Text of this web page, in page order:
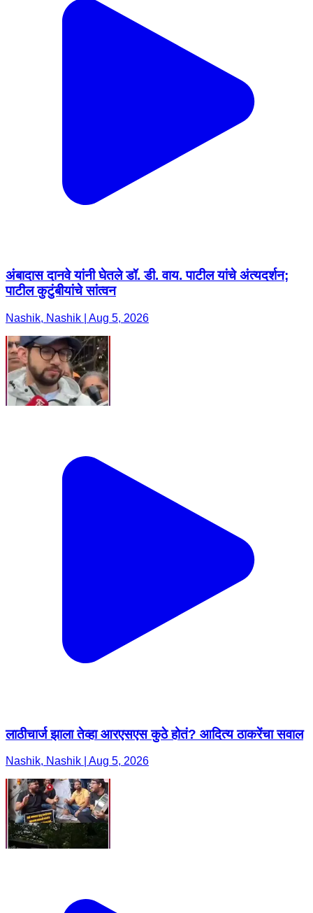
अंबादास दानवे यांनी घेतले डॉ. डी. वाय. पाटील यांचे अंत्यदर्शन;
पाटील कुटुंबीयांचे सांत्वन
Nashik, Nashik | Aug 5, 2026
लाठीचार्ज झाला तेव्हा आरएसएस कुठे होतं? आदित्य ठाकरेंचा सवाल
Nashik, Nashik | Aug 5, 2026